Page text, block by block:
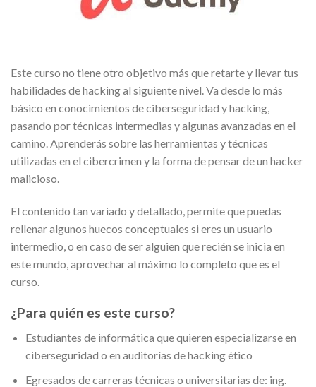
Este curso no tiene otro objetivo más que retarte y llevar tus
habilidades de hacking al siguiente nivel. Va desde lo más
básico en conocimientos de ciberseguridad y hacking,
pasando por técnicas intermedias y algunas avanzadas en el
camino. Aprenderás sobre las herramientas y técnicas
utilizadas en el cibercrimen y la forma de pensar de un hacker
malicioso.
El contenido tan variado y detallado, permite que puedas
rellenar algunos huecos conceptuales si eres un usuario
intermedio, o en caso de ser alguien que recién se inicia en
este mundo, aprovechar al máximo lo completo que es el
curso.
¿Para quién es este curso?
Estudiantes de informática que quieren especializarse en
ciberseguridad o en auditorías de hacking ético
Egresados de carreras técnicas o universitarias de: ing.